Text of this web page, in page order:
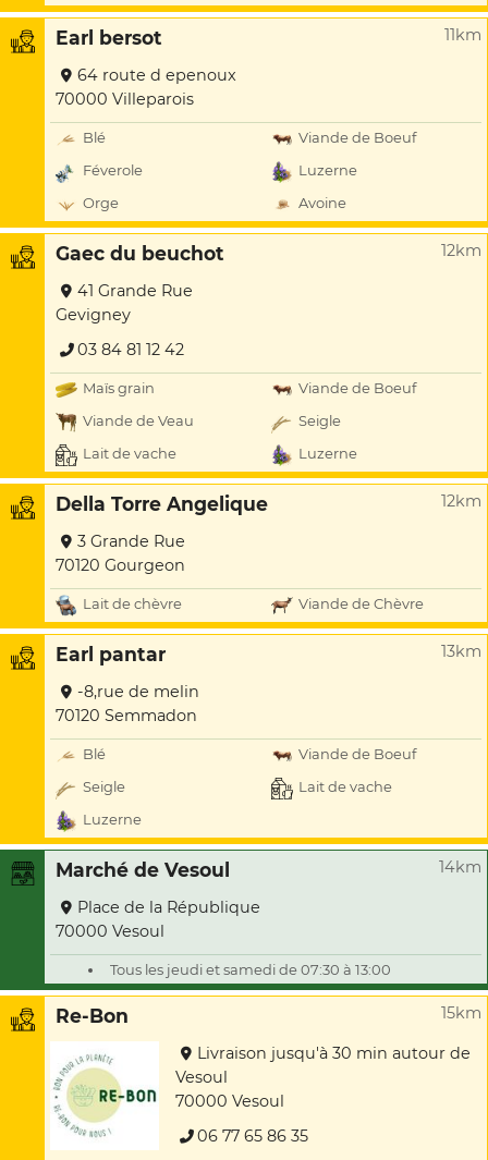
Earl bersot 11km
64 route d epenoux
70000 Villeparois
Blé
Viande de Boeuf
Féverole
Luzerne
Orge
Avoine
Gaec du beuchot 12km
41 Grande Rue
Gevigney
03 84 81 12 42
Maïs grain
Viande de Boeuf
Viande de Veau
Seigle
Lait de vache
Luzerne
Della Torre Angelique 12km
3 Grande Rue
70120 Gourgeon
Lait de chèvre Viande de Chèvre
Earl pantar 13km
-8,rue de melin
70120 Semmadon
Blé
Viande de Boeuf
Seigle
Lait de vache
Luzerne
Marché de Vesoul 14km
Place de la République
70000 Vesoul
Tous les jeudi et samedi de 07:30 à 13:00
Re-Bon 15km
Livraison jusqu'à 30 min autour de
Vesoul
70000 Vesoul
06 77 65 86 35